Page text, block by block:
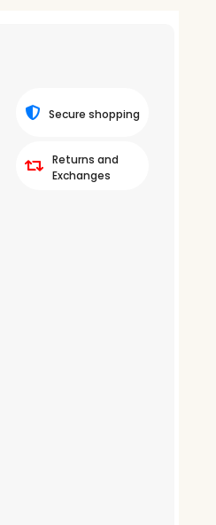
Secure shopping
Returns and
Exchanges